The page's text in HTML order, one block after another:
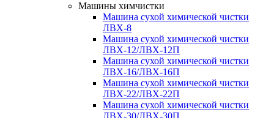
Машины химчистки
Машина сухой химической чистки
ЛВХ-8
Машина сухой химической чистки
ЛВХ-12/ЛВХ-12П
Машина сухой химической чистки
ЛВХ-16/ЛВХ-16П
Машина сухой химической чистки
ЛВХ-22/ЛВХ-22П
Машина сухой химической чистки
ЛВХ-30/ЛВХ-30П